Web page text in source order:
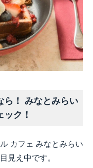
ら！ みなとみらい
ク！
カフェ みなとみらい
見え中です。